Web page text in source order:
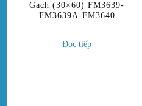
Gạch (30×60) FM3639-
FM3639A-FM3640
Đọc tiếp